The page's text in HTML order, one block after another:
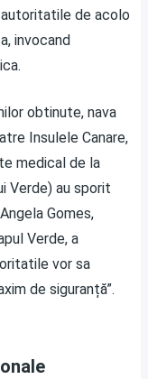
de acolo
invocand
obtinute, nava
Insulele Canare,
medical de la
Verde) au sporit
Gomes,
Verde, a
vor sa
de siguranță”.